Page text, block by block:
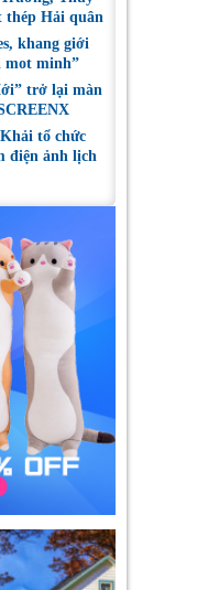
Hải quân
khang giới
mot minh”
trở lại màn
tổ chức
điện ảnh lịch